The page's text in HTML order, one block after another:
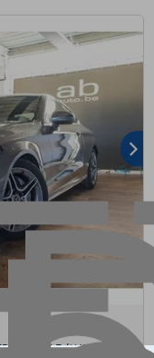
APPLE/ANDROID,